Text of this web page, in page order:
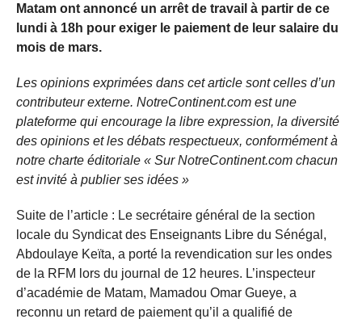
Matam ont annoncé un arrêt de travail à partir de ce
lundi à 18h pour exiger le paiement de leur salaire du
mois de mars.
Les opinions exprimées dans cet article sont celles d’un
contributeur externe. NotreContinent.com est une
plateforme qui encourage la libre expression, la diversité
des opinions et les débats respectueux, conformément à
notre charte éditoriale « Sur NotreContinent.com chacun
est invité à publier ses idées »
Suite de l’article : Le secrétaire général de la section
locale du Syndicat des Enseignants Libre du Sénégal,
Abdoulaye Keïta, a porté la revendication sur les ondes
de la RFM lors du journal de 12 heures. L’inspecteur
d’académie de Matam, Mamadou Omar Gueye, a
reconnu un retard de paiement qu’il a qualifié de